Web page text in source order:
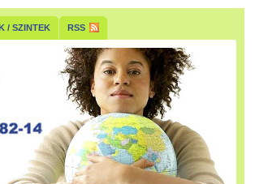
/ SZINTEK RSS